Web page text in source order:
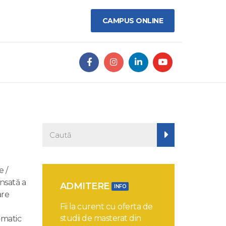
CAMPUS ONLINE
/
a
ADMITERE INFO
Fii la curent cu oferta de
studii de masterat din